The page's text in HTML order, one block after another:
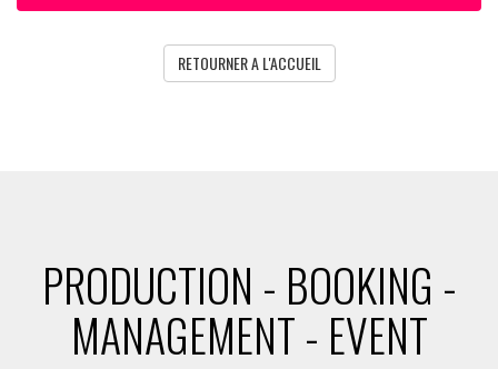
RETOURNER A L'ACCUEIL
PRODUCTION - BOOKING -
MANAGEMENT - EVENT